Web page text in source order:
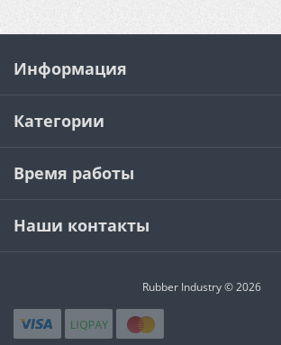
Информация
Категории
Время работы
Наши контакты
Rubber Industry © 2026